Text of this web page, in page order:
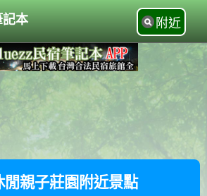
記本 附近
閒親子莊園附近景點